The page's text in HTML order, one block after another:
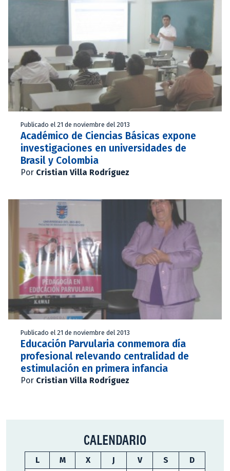
Publicado el 21 de noviembre del 2013
Académico de Ciencias Básicas expone
investigaciones en universidades de
Brasil y Colombia
Por Cristian Villa Rodríguez
Publicado el 21 de noviembre del 2013
Educación Parvularia conmemora día
profesional relevando centralidad de
estimulación en primera infancia
Por Cristian Villa Rodríguez
CALENDARIO
L M X J V S
D